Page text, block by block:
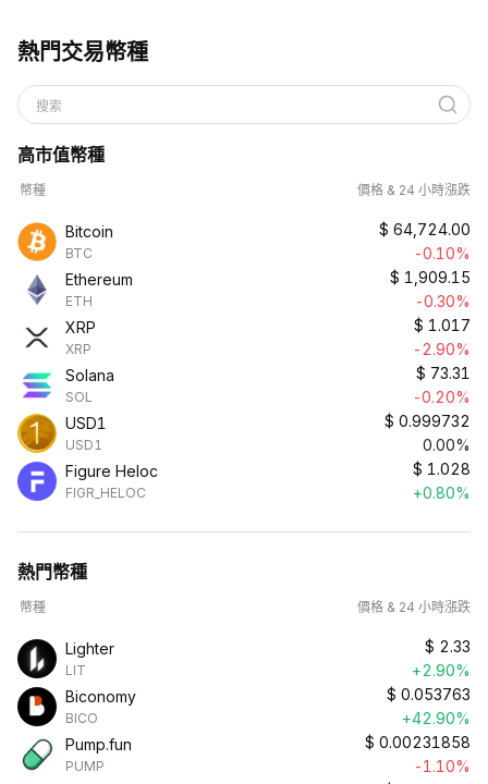
熱門交易幣種
搜索
高市值幣種
幣種 價格 & 24 小時漲跌
Bitcoin
BTC
$ 64,724.00
-0.10%
Ethereum
ETH
$ 1,909.15
-0.30%
XRP
XRP
$ 1.017
-2.90%
Solana
SOL
$ 73.31
-0.20%
USD1
USD1
$ 0.999732
0.00%
Figure Heloc
FIGR_HELOC
$ 1.028
+0.80%
熱門幣種
幣種 價格 & 24 小時漲跌
Lighter
LIT
$ 2.33
+2.90%
Biconomy
BICO
$ 0.053763
+42.90%
Pump.fun
PUMP
$ 0.00231858
-1.10%